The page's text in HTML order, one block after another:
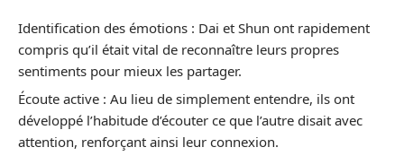
Identification des émotions : Dai et Shun ont rapidement
compris qu’il était vital de reconnaître leurs propres
sentiments pour mieux les partager.
Écoute active : Au lieu de simplement entendre, ils ont
développé l’habitude d’écouter ce que l’autre disait avec
attention, renforçant ainsi leur connexion.